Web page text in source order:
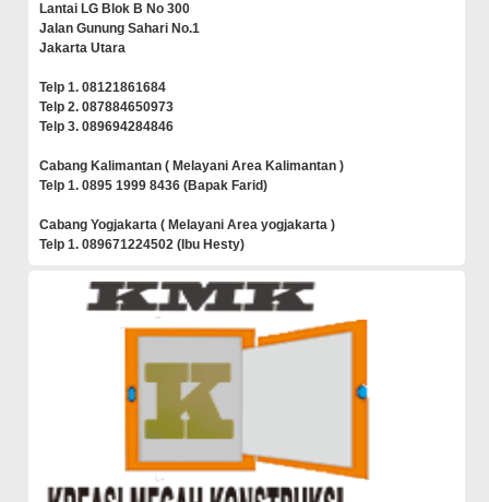
Lantai LG Blok B No 300
Jalan Gunung Sahari No.1
Jakarta Utara
Telp 1. 08121861684
Telp 2. 087884650973
Telp 3. 089694284846
Cabang Kalimantan ( Melayani Area Kalimantan )
Telp 1. 0895 1999 8436 (Bapak Farid)
Cabang Yogjakarta ( Melayani Area yogjakarta )
Telp 1. 089671224502 (Ibu Hesty)